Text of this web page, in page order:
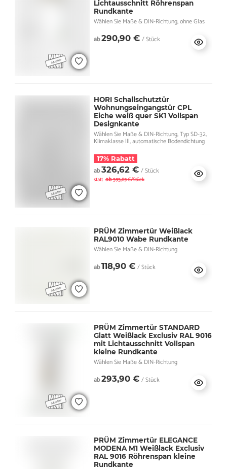
Lichtausschnitt Röhrenspan
Rundkante
Wählen Sie Maße & DIN-Richtung, ohne Glas
ab290,90 € / Stück
HORI Schallschutztür
Wohnungseingangstür CPL
Eiche weiß quer SK1 Vollspan
Designkante
Wählen Sie Maße & DIN-Richtung, Typ SD-32,
Klimaklasse lll, automatische Bodendichtung
17% Rabatt
ab326,62 € / Stück
statt ab393,89 €/Stück
PRÜM Zimmertür Weißlack
RAL9010 Wabe Rundkante
Wählen Sie Maße & DIN-Richtung
ab118,90 € / Stück
PRÜM Zimmertür STANDARD
Glatt Weißlack Exclusiv RAL 9016
mit Lichtausschnitt Vollspan
kleine Rundkante
Wählen Sie Maße & DIN-Richtung
ab293,90 € / Stück
PRÜM Zimmertür ELEGANCE
MODENA M1 Weißlack Exclusiv
RAL 9016 Röhrenspan kleine
Rundkante